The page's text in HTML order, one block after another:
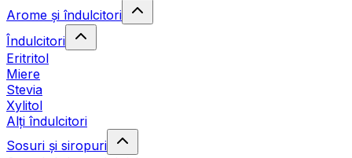
Arome și îndulcitori
Îndulcitori
Eritritol
Miere
Stevia
Xylitol
Alți îndulcitori
Sosuri și siropuri